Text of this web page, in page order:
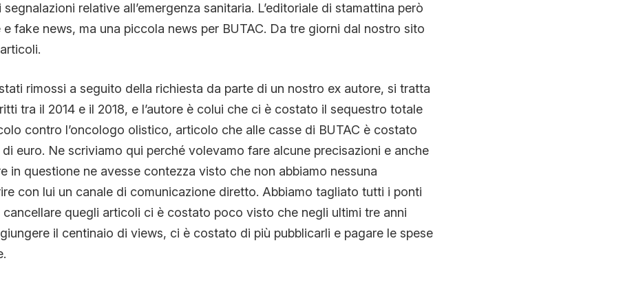
CHI SIAMOrelative all’emergenza sanitaria. L’editoriale di stamattina però
fake news, ma una piccola news per BUTAC. Da tre giorni dal nostro sito
rimossi a seguito della richiesta da parte di un nostro ex autore, si tratta
tra il 2014 e il 2018, e l’autore è colui che ci è costato il sequestro totale
contro l’oncologo olistico, articolo che alle casse di BUTAC è costato
euro. Ne scriviamo qui perché volevamo fare alcune precisazioni e anche
in questione ne avesse contezza visto che non abbiamo nessuna
con lui un canale di comunicazione diretto. Abbiamo tagliato tutti i ponti
cancellare quegli articoli ci è costato poco visto che negli ultimi tre anni
il centinaio di views, ci è costato di più pubblicarli e pagare le spese